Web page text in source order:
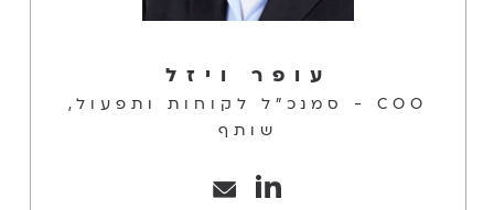
עופר ויזל
COO - סמנכ"ל לקוחות ותפעול,
שותף